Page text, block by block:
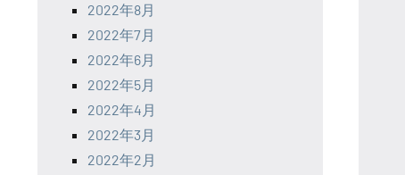
2022年8月
2022年7月
2022年6月
2022年5月
2022年4月
2022年3月
2022年2月